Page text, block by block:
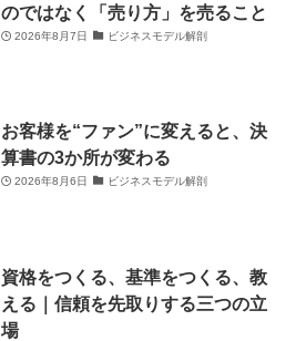
のではなく「売り方」を売ること
2026年8月7日 ビジネスモデル解剖
お客様を“ファン”に変えると、決
算書の3か所が変わる
2026年8月6日 ビジネスモデル解剖
資格をつくる、基準をつくる、教
える｜信頼を先取りする三つの立
場